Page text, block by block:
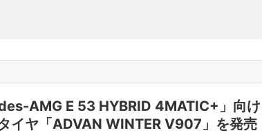
AMG E 53 HYBRID 4MATIC+」向け
イヤ「ADVAN WINTER V907」を発売